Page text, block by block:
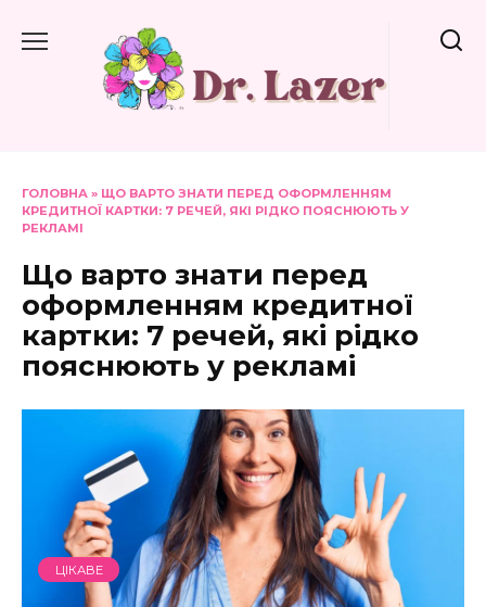
до
ГОЛОВНА » ЩО ВАРТО ЗНАТИ ПЕРЕД ОФОРМЛЕННЯМ
КРЕДИТНОЇ КАРТКИ: 7 РЕЧЕЙ, ЯКІ РІДКО ПОЯСНЮЮТЬ У
РЕКЛАМІ
Що варто знати перед
оформленням кредитної
картки: 7 речей, які рідко
пояснюють у рекламі
ЦІКАВЕ